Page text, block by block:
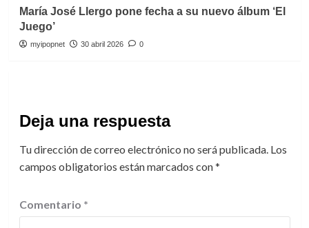
María José Llergo pone fecha a su nuevo álbum ‘El
Juego’
myipopnet 30 abril 2026 0
Deja una respuesta
Tu dirección de correo electrónico no será publicada. Los
campos obligatorios están marcados con*
Comentario *